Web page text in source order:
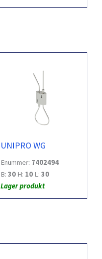
UNIPRO WG
Enummer: 7402494
B: 30 H: 10 L: 30
Lager produkt